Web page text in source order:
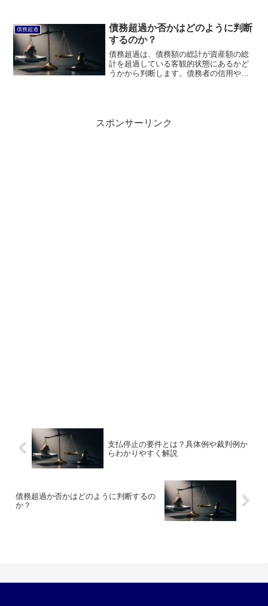
債務超過
債務超過か否かはどのように判断
するのか？
債務超過は、債務額の総計が資産額の総
計を超過している客観的状態にあるかど
うかから判断します。債務者の信用や労
スポンサーリンク
支払停止の要件とは？具体例や裁判例か
らわかりやすく解説
債務超過か否かはどのように判断するの
か？